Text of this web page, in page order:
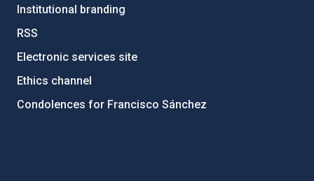
Institutional branding
RSS
Electronic services site
Ethics channel
Condolences for Francisco Sánchez